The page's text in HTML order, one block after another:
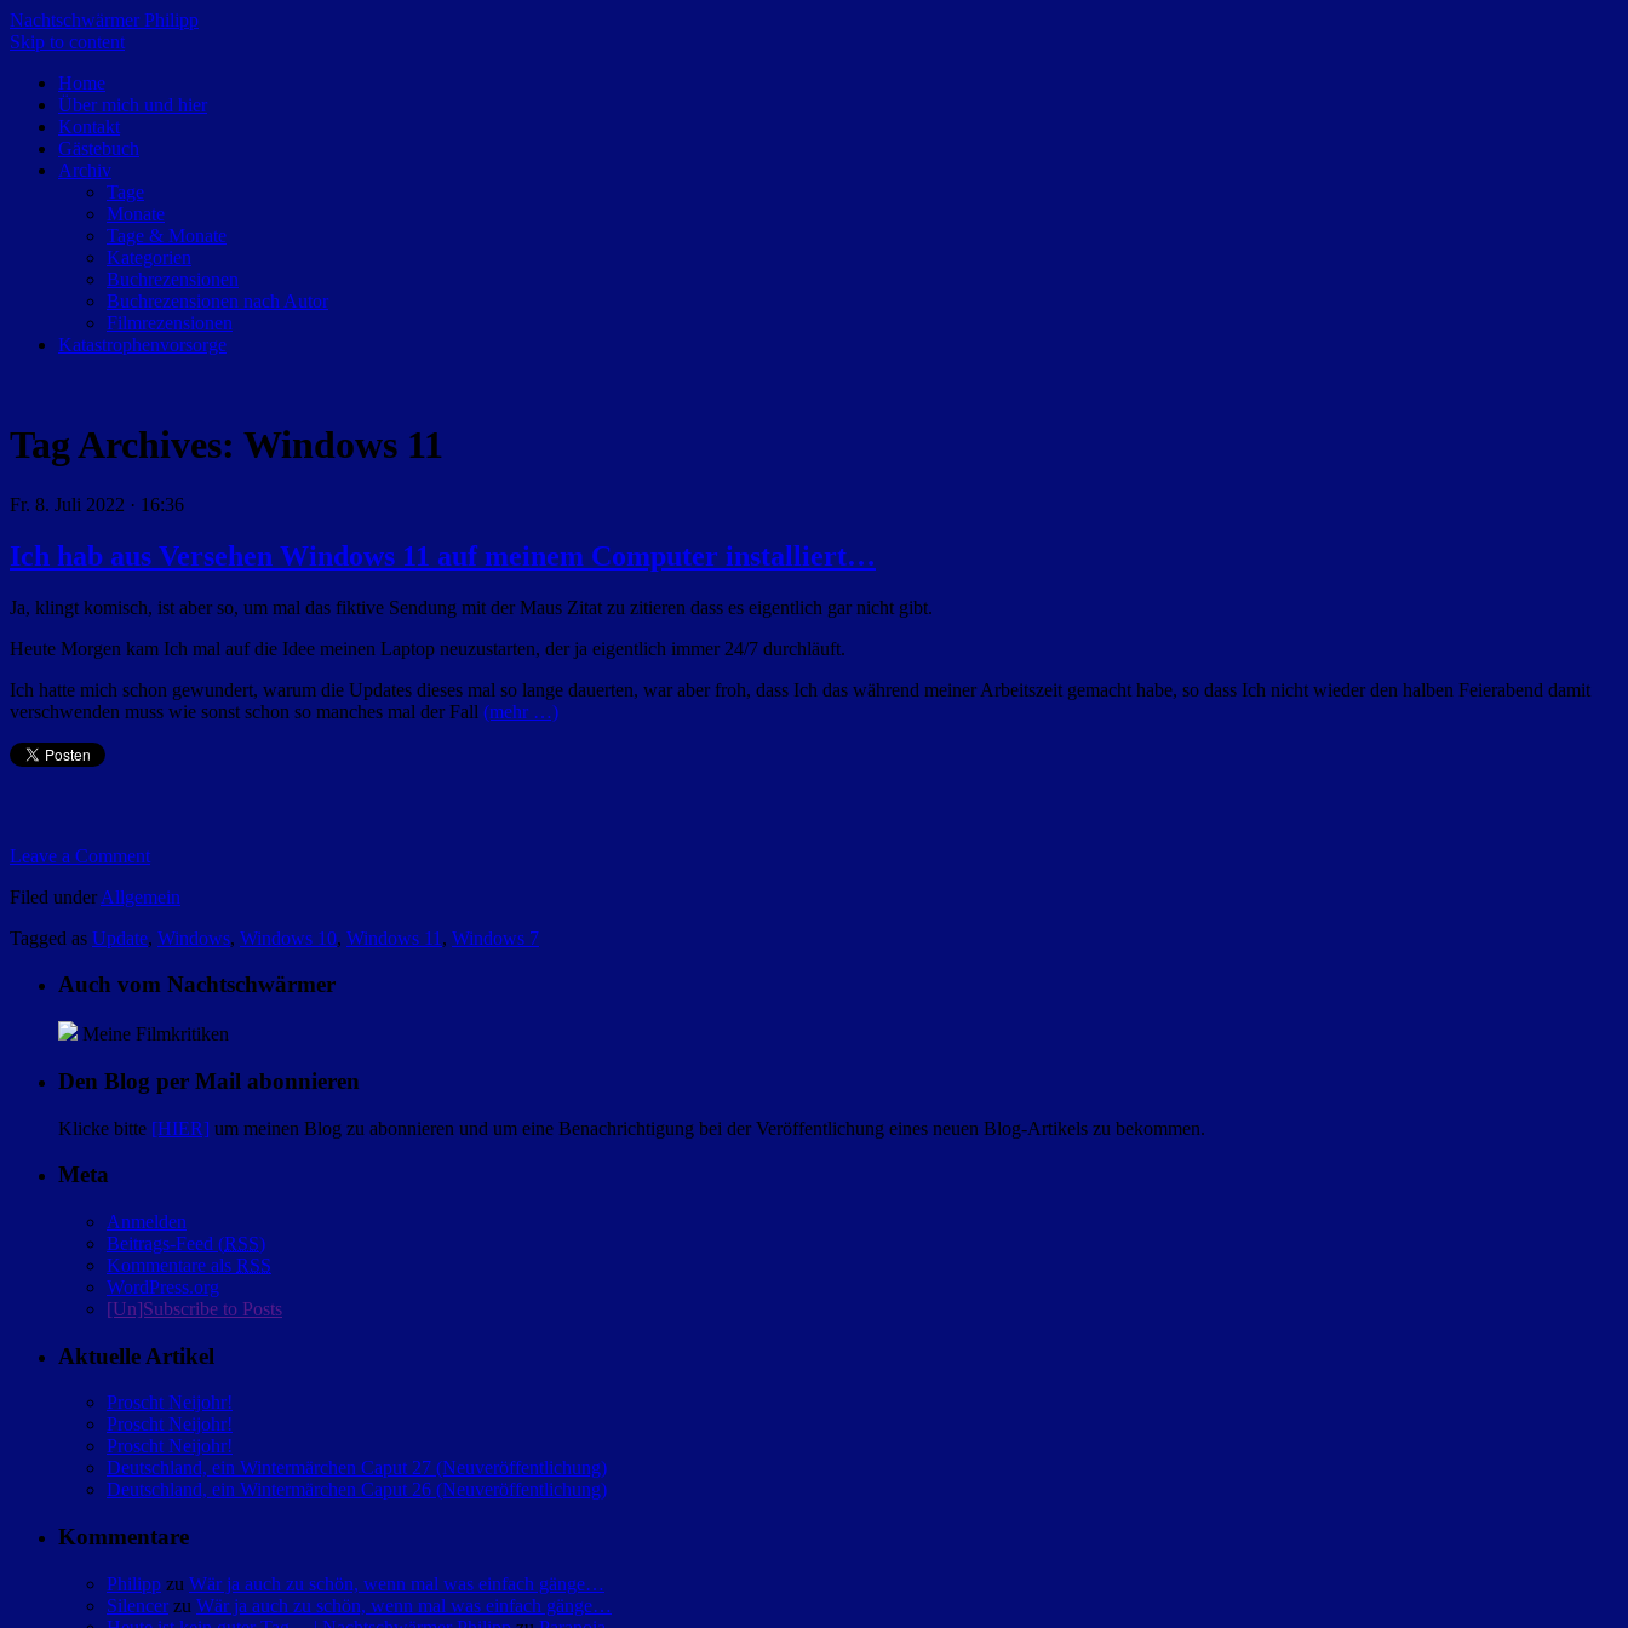
Nachtschwärmer Philipp
Skip to content
Home
Über mich und hier
Kontakt
Gästebuch
Archiv
Tage
Monate
Tage & Monate
Kategorien
Buchrezensionen
Buchrezensionen nach Autor
Filmrezensionen
Katastrophenvorsorge
Tag Archives: Windows 11
Fr. 8. Juli 2022 · 16:36
Ich hab aus Versehen Windows 11 auf meinem Computer installiert…
Ja, klingt komisch, ist aber so, um mal das fiktive Sendung mit der Maus Zitat zu zitieren dass es eigentlich gar nicht gibt.
Heute Morgen kam Ich mal auf die Idee meinen Laptop neuzustarten, der ja eigentlich immer 24/7 durchläuft.
Ich hatte mich schon gewundert, warum die Updates dieses mal so lange dauerten, war aber froh, dass Ich das während meiner Arbeitszeit gemacht habe, so dass Ich nicht wieder den halben Feierabend damit
verschwenden muss wie sonst schon so manches mal der Fall (mehr …)
Leave a Comment
Filed under Allgemein
Tagged as Update, Windows, Windows 10, Windows 11 , Windows 7
Auch vom Nachtschwärmer
Meine Filmkritiken
Den Blog per Mail abonnieren
Klicke bitte [HIER] um meinen Blog zu abonnieren und um eine Benachrichtigung bei der Veröffentlichung eines neuen Blog-Artikels zu bekommen.
Meta
Anmelden
Beitrags-Feed (RSS)
Kommentare als RSS
WordPress.org
[Un]Subscribe to Posts
Aktuelle Artikel
Proscht Neijohr!
Proscht Neijohr!
Proscht Neijohr!
Deutschland, ein Wintermärchen Caput 27 (Neuveröffentlichung)
Deutschland, ein Wintermärchen Caput 26 (Neuveröffentlichung)
Kommentare
Philipp zu Wär ja auch zu schön, wenn mal was einfach gänge…
Silencer zu Wär ja auch zu schön, wenn mal was einfach gänge…